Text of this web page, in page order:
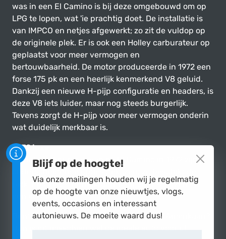
was in een El Camino is bij deze omgebouwd om op
LPG te lopen, wat 'ie prachtig doet. De installatie is
van IMPCO en netjes afgewerkt; zo zit de vuldop op
de originele plek. Er is ook een Holley carburateur op
geplaatst voor meer vermogen en
bertouwbaarheid. De motor produceerde in 1972 een
forse 175 pk en een heerlijk kenmerkend V8 geluid.
Dankzij een nieuwe H-pijp configuratie en headers, is
deze V8 iets luider, maar nog steeds burgerlijk.
Tevens zorgt de H-pijp voor meer vermogen onderin
wat duidelijk merkbaar is.
1972 luxe.
Bij het configureren van de El Camino in 1972 zijn 3
onderscheidende opties gekozen, zo beschikt de
pick-up over; stuurbekrachtiging, remschijven en
een automaat!
Bent u opzoek naar een echte oldschool Amerikaan?
Blijf op de hoogte!
Via onze mailingen houden wij je regelmatig
op de hoogte van onze nieuwtjes, vlogs,
events, occasions en interessant
autonieuws. De moeite waard dus!